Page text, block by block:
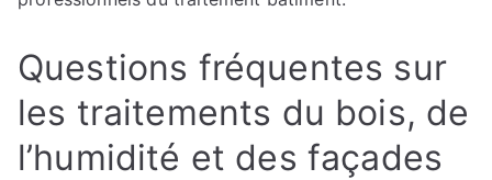
Questions fréquentes sur
les traitements du bois, de
l’humidité et des façades